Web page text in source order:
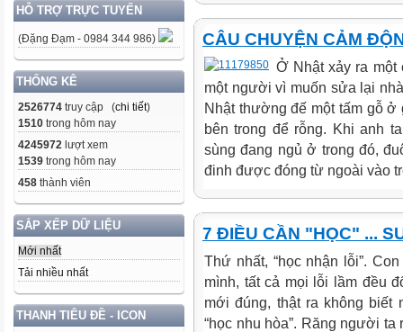
HỖ TRỢ TRỰC TUYẾN
(Đặng Đạm - 0984 344 986)
THỐNG KÊ
2526774 truy cập (chi tiết)
1510 trong hôm nay
4245972 lượt xem
1539 trong hôm nay
458 thành viên
SẮP XẾP DỮ LIỆU
Mới nhất
Tải nhiều nhất
THANH TIÊU ĐỀ - ICON
CÂU CHUYỆN CẢM
Ở Nhật xảy ra một
một người vì muốn sửa lại
Nhật thường đế một tấm gỗ
bên trong để rỗng. Khi anh
sùng đang ngủ ở trong đó,
đinh được đóng từ ngoài vào
7 ĐIỀU CẦN "HỌC" ...
Thứ nhất, “học nhận lỗi”.
mình, tất cả mọi lỗi lầm đều
mới đúng, thật ra không
“học nhu hòa”. Răng người